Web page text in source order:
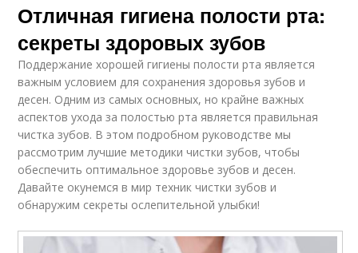
Отличная гигиена полости рта:
секреты здоровых зубов
Поддержание хорошей гигиены полости рта является
важным условием для сохранения здоровья зубов и
десен. Одним из самых основных, но крайне важных
аспектов ухода за полостью рта является правильная
чистка зубов. В этом подробном руководстве мы
рассмотрим лучшие методики чистки зубов, чтобы
обеспечить оптимальное здоровье зубов и десен.
Давайте окунемся в мир техник чистки зубов и
обнаружим секреты ослепительной улыбки!